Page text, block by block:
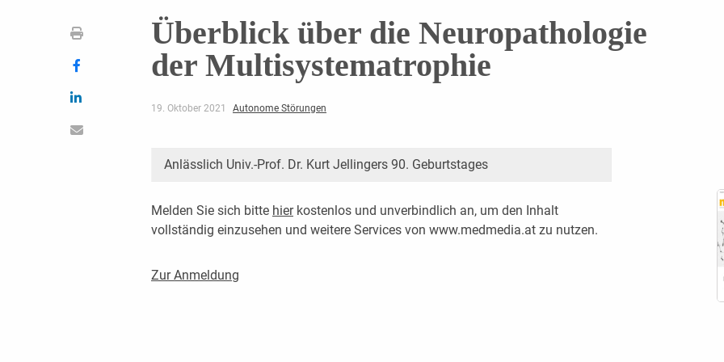
Überblick über die Neuropathologie
der Multisystematrophie
19. Oktober 2021 Autonome Störungen
Anlässlich Univ.-Prof. Dr. Kurt Jellingers 90. Geburtstages
Melden Sie sich bitte hierkostenlos und unverbindlich an, um den Inhalt
vollständig einzusehen und weitere Services von www.medmedia.at zu nutzen.
Zur Anmeldung